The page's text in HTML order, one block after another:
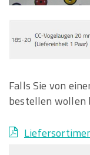
Falls Sie von
bestellen wollen